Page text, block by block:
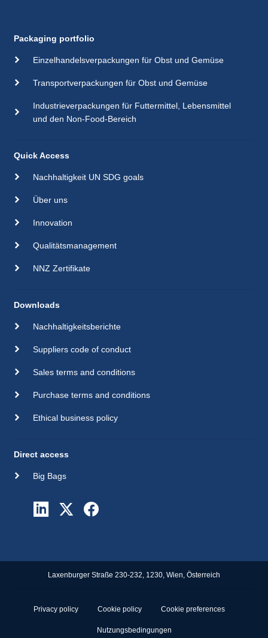
Packaging portfolio
Einzelhandelsverpackungen für Obst und Gemüse
Transportverpackungen für Obst und Gemüse
Industrieverpackungen für Futtermittel, Lebensmittel
und den Non-Food-Bereich
Quick Access
Nachhaltigkeit UN SDG goals
Über uns
Innovation
Qualitätsmanagement
NNZ Zertifikate
Downloads
Nachhaltigkeitsberichte
Suppliers code of conduct
Sales terms and conditions
Purchase terms and conditions
Ethical business policy
Direct access
Big Bags
Laxenburger Straße 230-232, 1230, Wien, Österreich
Privacy policy Cookie policy Cookie preferences
Nutzungsbedingungen